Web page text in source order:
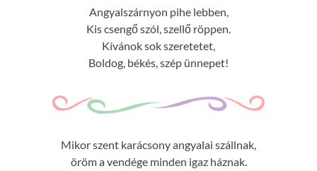
Angyalszárnyon pihe lebben,
Kis csengő szól, szellő röppen.
Kívánok sok szeretetet,
Boldog, békés, szép ünnepet!
Mikor szent karácsony angyalai szállnak,
öröm a vendége minden igaz háznak.